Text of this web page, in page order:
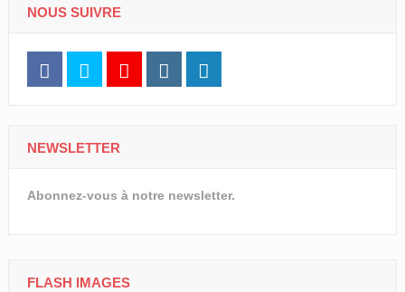
NOUS SUIVRE
NEWSLETTER
Abonnez-vous à notre newsletter.
FLASH IMAGES